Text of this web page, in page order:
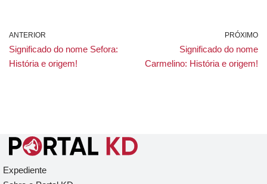
ANTERIOR
Significado do nome Sefora:
História e origem!
PRÓXIMO
Significado do nome
Carmelino: História e origem!
Expediente